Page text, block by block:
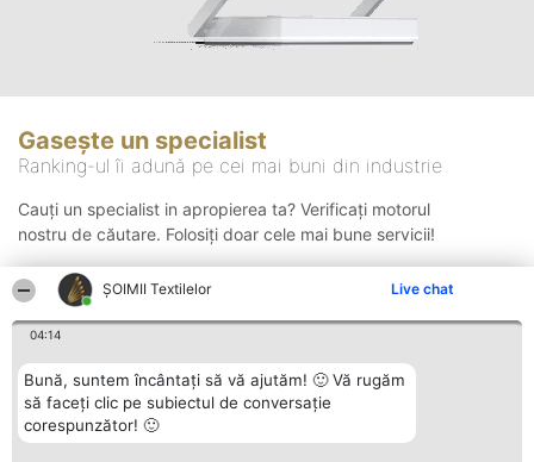
ȘOIMII Textilelor Live chat
04:14
Bună, suntem încântați să vă ajutăm! 🙂 Vă rugăm
să faceți clic pe subiectul de conversație
corespunzător! 🙂
Gasește un specialist
Ranking-ul îi adună pe cei mai buni din industrie
Cauți un specialist in apropierea ta? Verificați motorul
nostru de căutare. Folosiți doar cele mai bune servicii!